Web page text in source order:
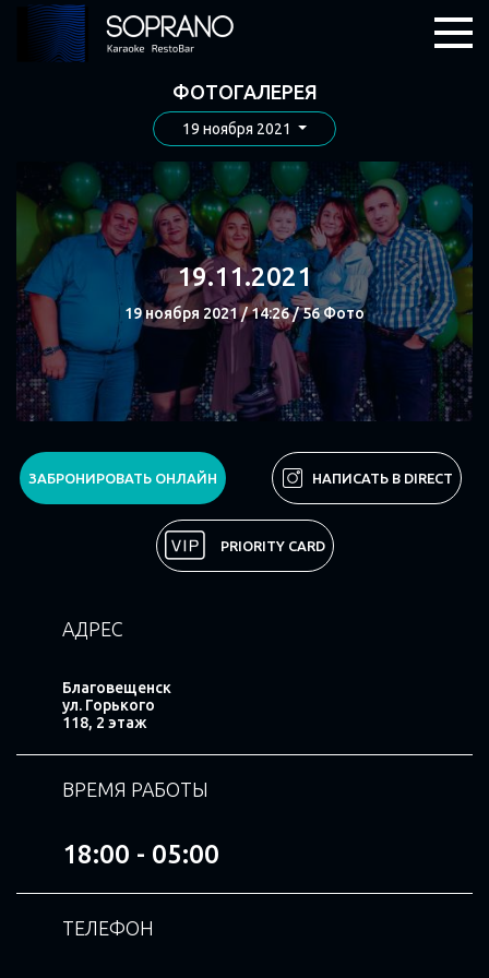
ФОТОГАЛЕРЕЯ
19 ноября 2021
19.11.2021
19 ноября 2021 / 14:26 / 56 Фото
Поделиться
ЗАБРОНИРОВАТЬ ОНЛАЙН НАПИСАТЬ В DIRECT
PRIORITY CARD
АДРЕС
Благовещенск
ул. Горького
118, 2 этаж
ВРЕМЯ РАБОТЫ
18:00 - 05:00
ТЕЛЕФОН